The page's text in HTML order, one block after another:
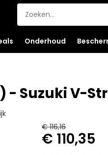
Onderhoud
- Suzuki V-
€ 116,16
€ 110,35